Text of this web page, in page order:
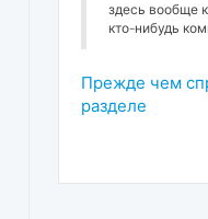
здесь вообще
кто-нибудь
Прежде чем
разделе